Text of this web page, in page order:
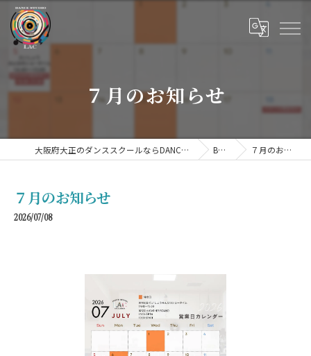
７月のお知らせ
大阪府大正のダンススクールならDANCE STUDIO LAC BLOG ７月のお知らせ
７月のお知らせ
2026/07/08